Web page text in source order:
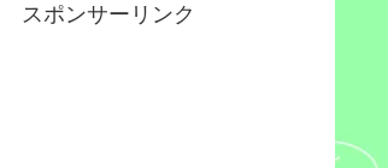
スポンサーリンク